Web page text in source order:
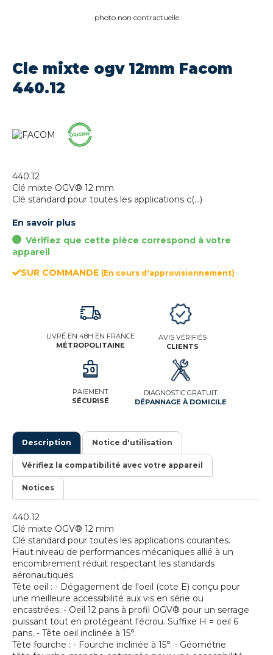
photo non contractuelle
Cle mixte ogv 12mm Facom
440.12
440.12
Clé mixte OGV® 12 mm
Clé standard pour toutes les applications c(...)
En savoir plus
Vérifiez que cette pièce correspond à votre
appareil
SUR COMMANDE (En cours d'approvisionnement)
LIVRÉ EN 48H EN FRANCE
MÉTROPOLITAINE
PAIEMENT
SÉCURISÉ
AVIS VÉRIFIÉS
CLIENTS
DIAGNOSTIC GRATUIT
DÉPANNAGE À DOMICILE
Description Notice d'utilisation
Vérifiez la compatibilité avec votre appareil
Notices
440.12
Clé mixte OGV® 12 mm
Clé standard pour toutes les applications courantes.
Haut niveau de performances mécaniques allié à un
encombrement réduit respectant les standards
aéronautiques.
Tête oeil : - Dégagement de l'oeil (cote E) conçu pour
une meilleure accessibilité aux vis en série ou
encastrées. - Oeil 12 pans à profil OGV® pour un serrage
puissant tout en protégeant l'écrou. Suffixe H = oeil 6
pans. - Tête oeil inclinée à 15°.
Tête fourche : - Fourche inclinée à 15°. - Géométrie